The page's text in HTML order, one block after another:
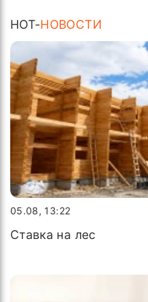
HOT-НОВОСТИ
05.08, 13:22
Ставка на лес